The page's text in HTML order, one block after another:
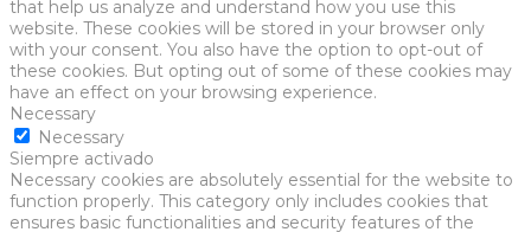
that help us analyze and understand how you use this
website. These cookies will be stored in your browser only
with your consent. You also have the option to opt-out of
these cookies. But opting out of some of these cookies may
have an effect on your browsing experience.
Necessary
Necessary
Siempre activado
Necessary cookies are absolutely essential for the website to
function properly. This category only includes cookies that
ensures basic functionalities and security features of the